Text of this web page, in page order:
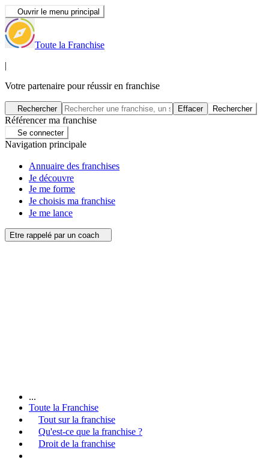
Ouvrir le menu principal
Toute la Franchise
|
Votre partenaire pour réussir en franchise
Rechercher Effacer Rechercher
Référencer ma franchise
Se connecter
Navigation principale
Annuaire des franchises
Je découvre
Je me forme
Je choisis ma franchise
Je me lance
Etre rappelé par un coach
...
Toute la Franchise
Tout sur la franchise
Qu'est-ce que la franchise ?
Droit de la franchise